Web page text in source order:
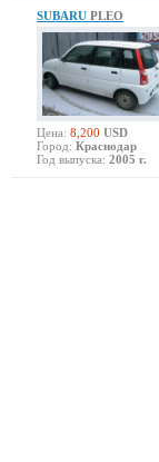
SUBARU PLEO
Цена: 8,200 USD
Город: Краснодар
Год выпуска: 2005 г.